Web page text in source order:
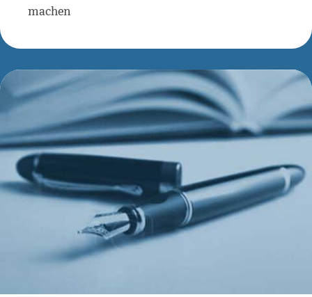
machen